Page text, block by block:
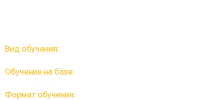
Вид обучения:
Обучение на базе:
Формат обучения: